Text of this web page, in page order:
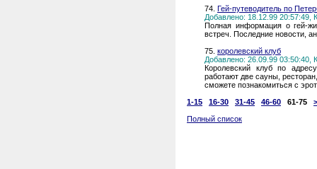
74. Гей-путеводитель по
Добавлено: 18.12.99 20:57:49,
Полная информация о гей-
встреч. Последние новости,
75. королевский клуб
Добавлено: 26.09.99 03:50:40,
Королевский клуб по
работают две сауны,
сможете познакомиться с
1-15
16-30 31-45 46-60 61-75
Полный список